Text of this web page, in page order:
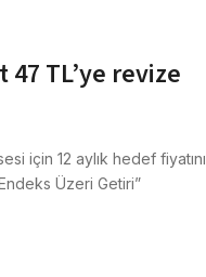
TL’ye revize
için 12 aylık hedef fiyatını
Üzeri Getiri”